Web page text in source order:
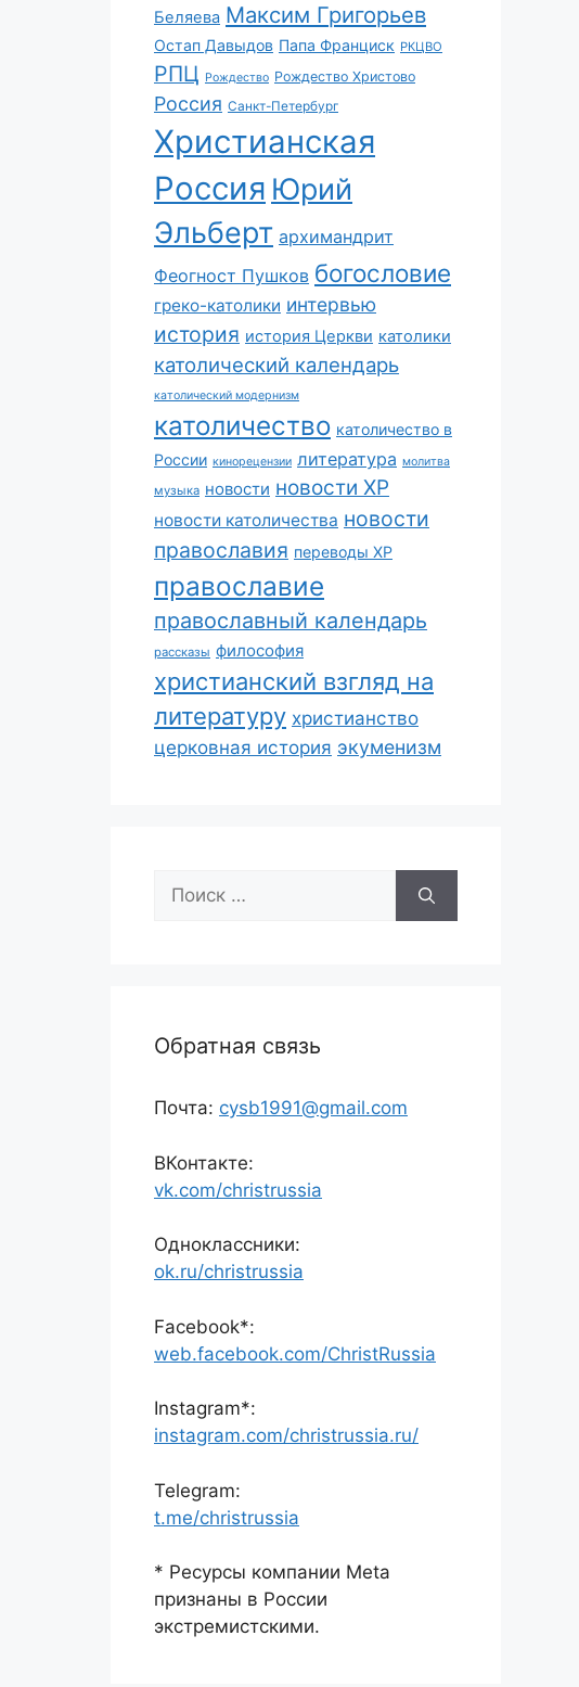
Беляева Максим Григорьев
Остап Давыдов Папа Франциск РКЦВО
РПЦ Рождество Рождество Христово
Россия Санкт-Петербург
Христианская
Россия Юрий
Эльберт архимандрит
Феогност Пушков богословие
греко-католики интервью
история история Церкви католики
католический календарь
католический модернизм
католичество католичество в
России кинорецензии литература молитва
музыка новости новости ХР
новости католичества новости
православия переводы ХР
православие
православный календарь
рассказы философия
христианский взгляд на
литературу христианство
церковная история экуменизм
Поиск:
Обратная связь
Почта: cysb1991@gmail.com
ВКонтакте:
vk.com/christrussia
Одноклассники:
ok.ru/christrussia
Facebook*:
web.facebook.com/ChristRussia
Instagram*:
instagram.com/christrussia.ru/
Telegram:
t.me/christrussia
* Ресурсы компании Meta
признаны в России
экстремистскими.